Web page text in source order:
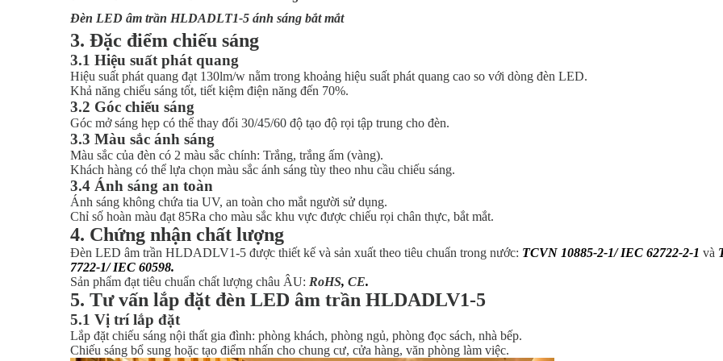
Đèn LED âm trần HLDADLT1-5 ánh sáng bắt mắt
3. Đặc điểm chiếu sáng
3.1 Hiệu suất phát quang
Hiệu suất phát quang đạt 130lm/w nằm trong khoảng hiệu suất phát quang cao so với dòng đèn LED.
Khả năng chiếu sáng tốt, tiết kiệm điện năng đến 70%.
3.2 Góc chiếu sáng
Góc mở sáng hẹp có thể thay đổi 30/45/60 độ tạo độ rọi tập trung cho đèn.
3.3 Màu sắc ánh sáng
Màu sắc của đèn có 2 màu sắc chính: Trắng, trắng ấm (vàng).
Khách hàng có thể lựa chọn màu sắc ánh sáng tùy theo nhu cầu chiếu sáng.
3.4 Ánh sáng an toàn
Ánh sáng không chứa tia UV, an toàn cho mắt người sử dụng.
Chỉ số hoàn màu đạt 85Ra cho màu sắc khu vực được chiếu rọi chân thực, bắt mắt.
4. Chứng nhận chất lượng
Đèn LED âm trần HLDADLV1-5 được thiết kế và sản xuất theo tiêu chuẩn trong nước: TCVN 10885-2-1/ IEC 62722-2-1 và
7722-1/ IEC 60598.
Sản phẩm đạt tiêu chuẩn chất lượng châu ÂU: RoHS, CE.
5. Tư vấn lắp đặt đèn LED âm trần HLDADLV1-5
5.1 Vị trí lắp đặt
Lắp đặt chiếu sáng nội thất gia đình: phòng khách, phòng ngủ, phòng đọc sách, nhà bếp.
Chiếu sáng bổ sung hoặc tạo điểm nhấn cho chung cư, cửa hàng, văn phòng làm việc.